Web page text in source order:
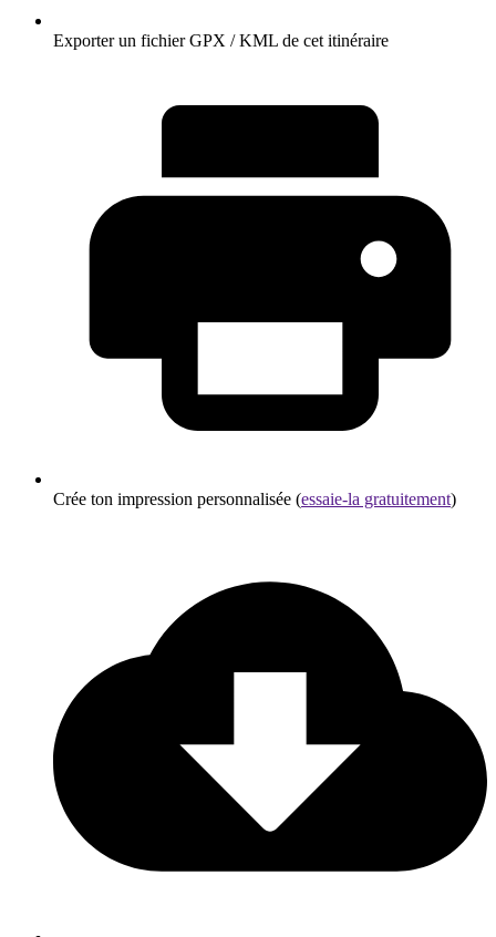
Exporter un fichier GPX / KML de cet itinéraire
Crée ton impression personnalisée (essaie-la gratuitement)